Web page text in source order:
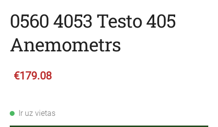
0560 4053 Testo 405
Anemometrs
€179.08
Ir uz vietas